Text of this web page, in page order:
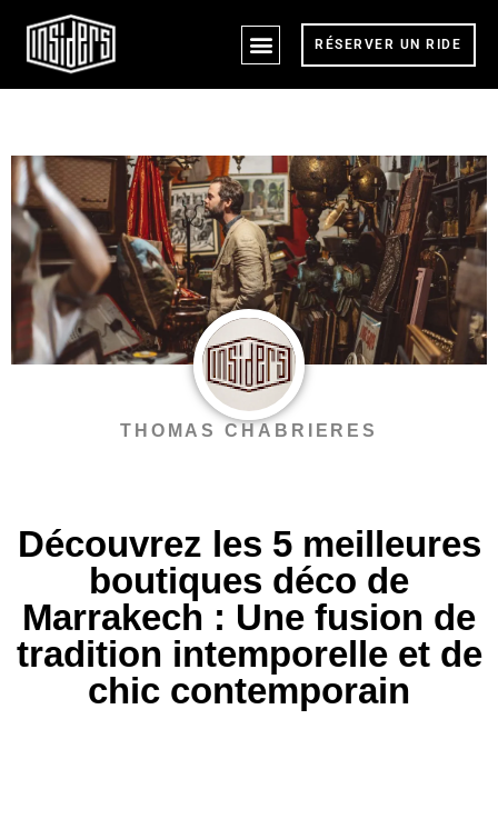
RÉSERVER UN RIDE
THOMAS CHABRIERES
Découvrez les 5 meilleures
boutiques déco de
Marrakech : Une fusion de
tradition intemporelle et de
chic contemporain